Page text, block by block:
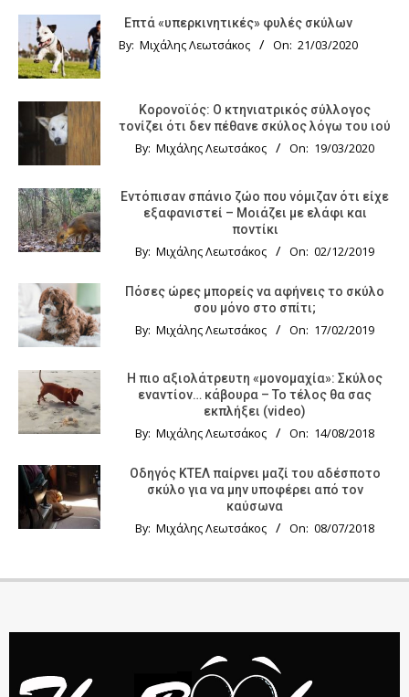
Επτά «υπερκινητικές» φυλές σκύλων
By: Μιχάλης Λεωτσάκος On: 21/03/2020
Κορονοϊός: Ο κτηνιατρικός σύλλογος
τονίζει ότι δεν πέθανε σκύλος λόγω του ιού
By: Μιχάλης Λεωτσάκος On: 19/03/2020
Εντόπισαν σπάνιο ζώο που νόμιζαν ότι είχε
εξαφανιστεί – Μοιάζει με ελάφι και
ποντίκι
By: Μιχάλης Λεωτσάκος On: 02/12/2019
Πόσες ώρες μπορείς να αφήνεις το σκύλο
σου μόνο στο σπίτι;
By: Μιχάλης Λεωτσάκος On: 17/02/2019
Η πιο αξιολάτρευτη «μονομαχία»: Σκύλος
εναντίον… κάβουρα – Το τέλος θα σας
εκπλήξει (video)
By: Μιχάλης Λεωτσάκος On: 14/08/2018
Οδηγός KTΕΛ παίρνει μαζί του αδέσποτο
σκύλο για να μην υποφέρει από τον
καύσωνα
By: Μιχάλης Λεωτσάκος On: 08/07/2018